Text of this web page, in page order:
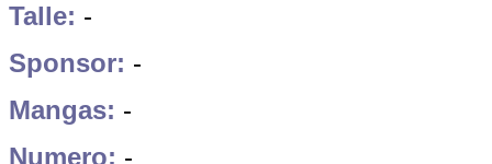
Talle: -
Sponsor: -
Mangas: -
Numero: -